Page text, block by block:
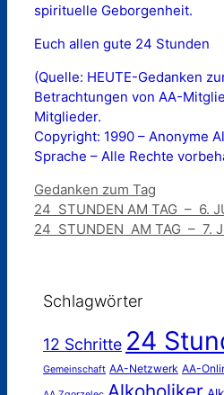
spirituelle Geborgenheit.
Euch allen gute 24 Stunden
(Quelle: HEUTE-Gedanken
Betrachtungen von AA-
Mitglieder.
Copyright: 1990 – Anonyme
Sprache – Alle Rechte
Kategorien
Gedanken zum Tag
24 STUNDEN AM TAG – 6.
24 STUNDEN AM TAG – 7.
Schlagwörter
12 Schritte 24
Gemeinschaft AA-Netzwerk AA-